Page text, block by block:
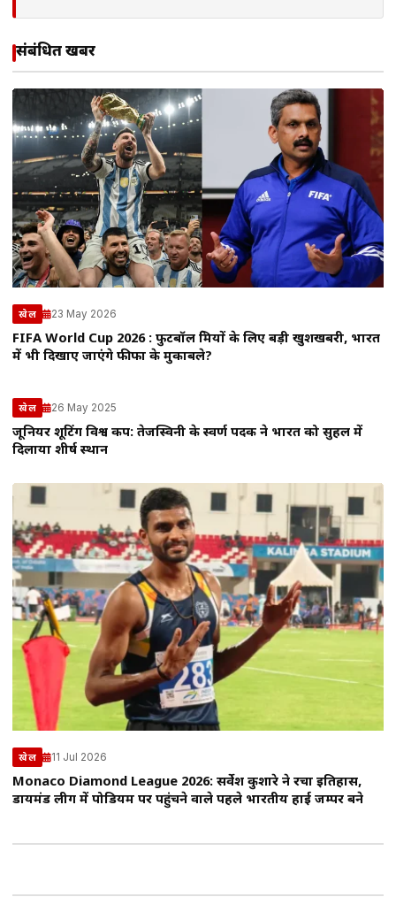
संबंधित खबरें
खेल 23 May 2026
FIFA World Cup 2026 : फुटबॉल प्रेमियों के लिए बड़ी खुशखबरी, भारत
में भी दिखाए जाएंगे फीफा के मुकाबले?
खेल 26 May 2025
जूनियर शूटिंग विश्व कप: तेजस्विनी के स्वर्ण पदक ने भारत को सुहल में
दिलाया शीर्ष स्थान
खेल 11 Jul 2026
Monaco Diamond League 2026: सर्वेश कुशारे ने रचा इतिहास,
डायमंड लीग में पोडियम पर पहुंचने वाले पहले भारतीय हाई जम्पर बने